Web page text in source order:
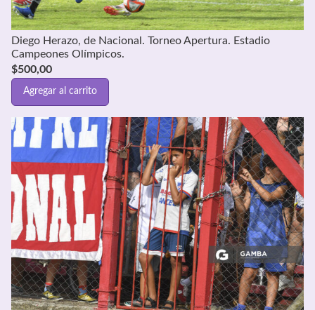
Diego Herazo, de Nacional. Torneo Apertura. Estadio
Campeones Olímpicos.
$500,00
Agregar al carrito